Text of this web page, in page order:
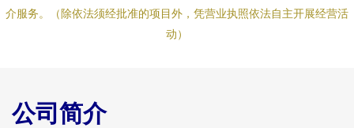
介服务。（除依法须经批准的项目外，凭营业执照依法自主开展经营活
动）
公司简介